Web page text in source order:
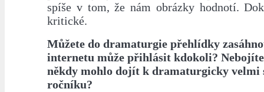
spíše v tom, že nám obrázky hodnotí.
kritické.
Můžete do dramaturgie přehlídky
internetu může přihlásit kdokoli? Nebojíte
někdy mohlo dojít k dramaturgicky velmi
ročníku?